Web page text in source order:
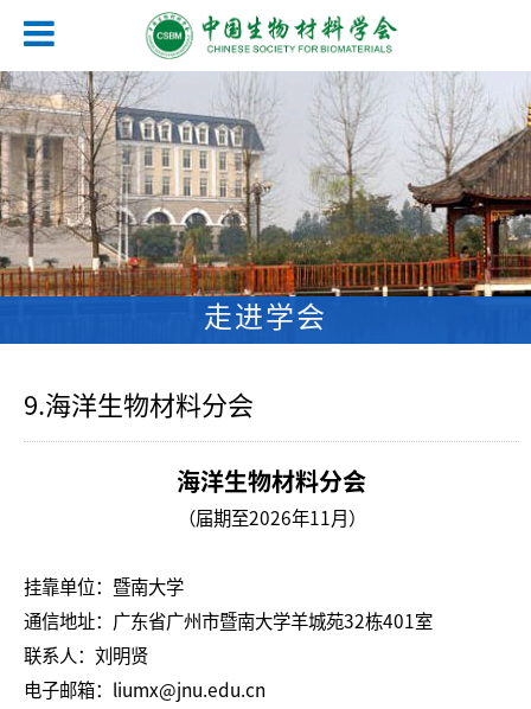
走进学会
9.海洋生物材料分会
海洋生物材料分会
（届期至2026年11月）
挂靠单位：暨南大学
通信地址：广东省广州市暨南大学羊城苑32栋401室
联系人：刘明贤
电子邮箱：liumx@jnu.edu.cn